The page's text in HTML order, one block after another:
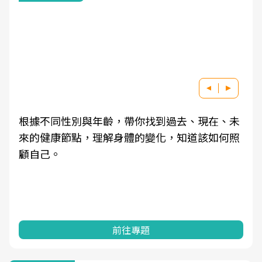
根據不同性別與年齡，帶你找到過去、現在、未
來的健康節點，理解身體的變化，知道該如何照
顧自己。
前往專題